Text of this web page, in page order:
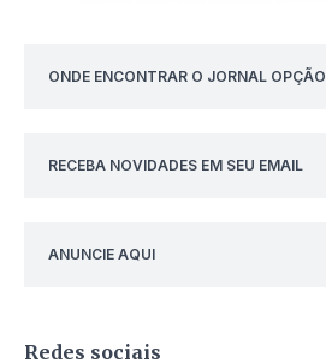
ONDE ENCONTRAR O JORNAL OPÇÃO
RECEBA NOVIDADES EM SEU EMAIL
ANUNCIE AQUI
Redes sociais